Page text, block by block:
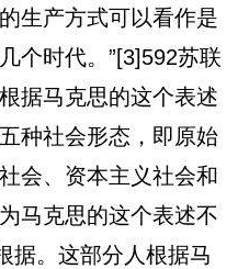
生产方式可以看作是
个时代。”[3]592苏联
据马克思的这个表述
种社会形态，即原始
会、资本主义社会和
马克思的这个表述不
据。这部分人根据马